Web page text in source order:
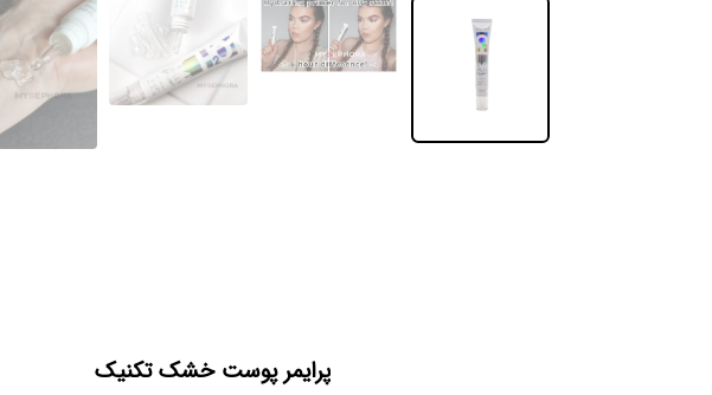
پرایمر پوست خشک تکنیک